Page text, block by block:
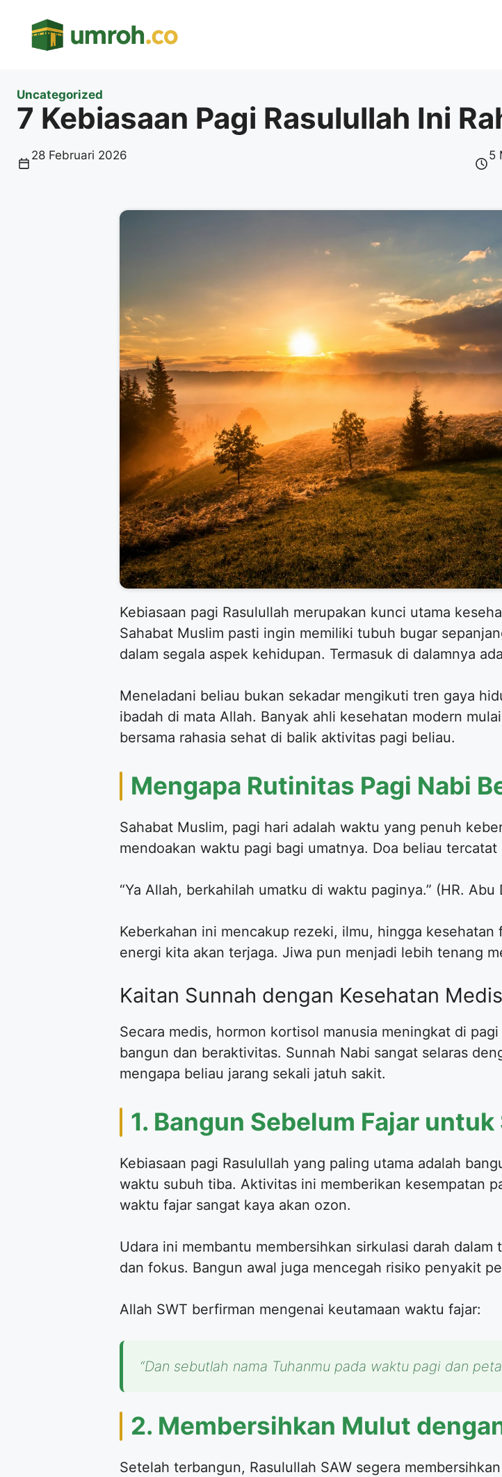
Uncategorized
7 Kebiasaan Pagi Rasulullah Ini
28 Februari 2026 5
Kebiasaan pagi Rasulullah merupakan kunci utama
Sahabat Muslim pasti ingin memiliki tubuh bugar
dalam segala aspek kehidupan. Termasuk di dalamnya
Meneladani beliau bukan sekadar mengikuti tren gaya
ibadah di mata Allah. Banyak ahli kesehatan modern
bersama rahasia sehat di balik aktivitas pagi beliau.
Mengapa Rutinitas Pagi Nabi
Sahabat Muslim, pagi hari adalah waktu yang penuh
mendoakan waktu pagi bagi umatnya. Doa beliau
“Ya Allah, berkahilah umatku di waktu paginya.” (HR. Abu
Keberkahan ini mencakup rezeki, ilmu, hingga
energi kita akan terjaga. Jiwa pun menjadi lebih tenang
Kaitan Sunnah dengan Kesehatan Medis
Secara medis, hormon kortisol manusia meningkat di
bangun dan beraktivitas. Sunnah Nabi sangat selaras
mengapa beliau jarang sekali jatuh sakit.
1. Bangun Sebelum Fajar
Kebiasaan pagi Rasulullah yang paling utama adalah
waktu subuh tiba. Aktivitas ini memberikan kesempatan
waktu fajar sangat kaya akan ozon.
Udara ini membantu membersihkan sirkulasi darah
dan fokus. Bangun awal juga mencegah risiko penyakit
Allah SWT berfirman mengenai keutamaan waktu fajar:
“Dan sebutlah nama Tuhanmu pada waktu pagi dan
2. Membersihkan Mulut
Setelah terbangun, Rasulullah SAW segera